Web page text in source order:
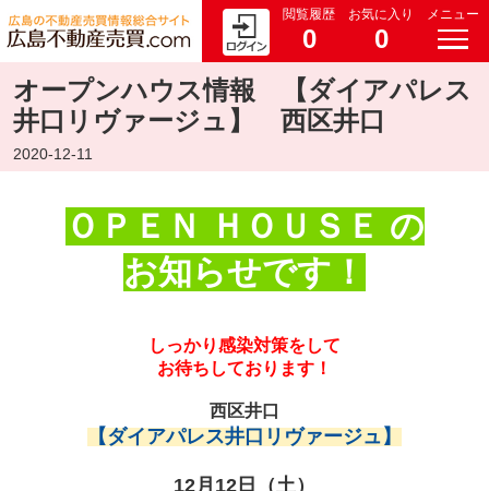
閲覧履歴
0
お気に入り
0
メニュー
オープンハウス情報 【ダイアパレス
井口リヴァージュ】 西区井口
2020-12-11
ＯＰＥＮ ＨＯＵＳＥ の
お知らせです！
しっかり感染対策をして
お待ちしております！
西区井口
【ダイアパレス井口リヴァージュ】
12月12日（土）